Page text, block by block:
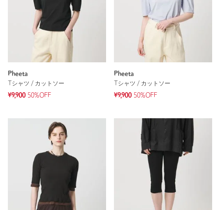
Pheeta
Tシャツ / カットソー
¥9,900 50%OFF
Pheeta
Tシャツ / カットソー
¥9,900 50%OFF